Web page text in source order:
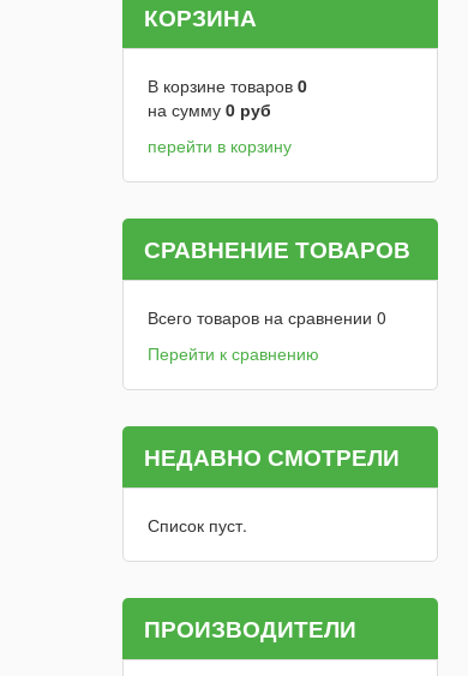
КОРЗИНА
В корзине товаров 0
на сумму 0 руб
перейти в корзину
СРАВНЕНИЕ ТОВАРОВ
Всего товаров на сравнении 0
Перейти к сравнению
НЕДАВНО СМОТРЕЛИ
Список пуст.
ПРОИЗВОДИТЕЛИ